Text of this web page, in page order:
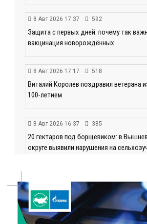
8 Авг 2026 17:37 592
Защита с первых дней: почему так
вакцинация новорождённых
8 Авг 2026 17:17 518
Виталий Королев поздравил ветерана
100-летием
8 Авг 2026 16:37 385
20 гектаров под борщевиком: в
округе выявили нарушения на
Светофор, ЮИДовцы и ГИБДД: в
напомнили о важности дорожной